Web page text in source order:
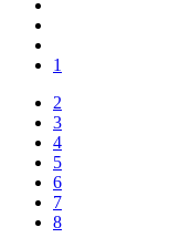
1
2
3
4
5
6
7
8